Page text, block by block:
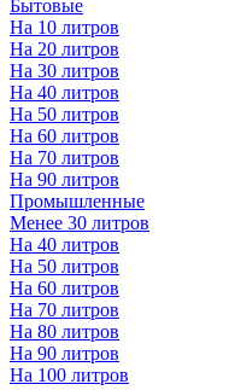
Бытовые
На 10 литров
На 20 литров
На 30 литров
На 40 литров
На 50 литров
На 60 литров
На 70 литров
На 90 литров
Промышленные
Менее 30 литров
На 40 литров
На 50 литров
На 60 литров
На 70 литров
На 80 литров
На 90 литров
На 100 литров